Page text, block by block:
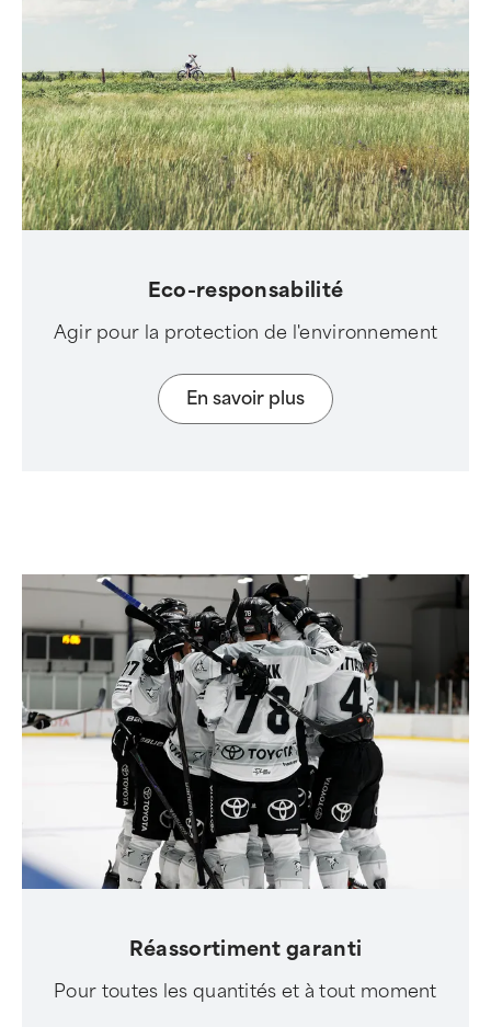
Eco-responsabilité
Agir pour la protection de l'environnement
En savoir plus
Réassortiment garanti
Pour toutes les quantités et à tout moment